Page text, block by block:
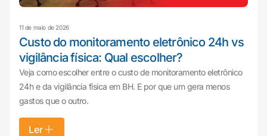
11 de maio de 2026
Custo do monitoramento eletrônico 24h vs
vigilância física: Qual escolher?
Veja como escolher entre o custo de monitoramento eletrônico
24h e da vigilância física em BH. E por que um gera menos
gastos que o outro.
Ler